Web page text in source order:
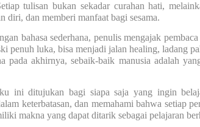
tulisan bukan sekadar curahan hati,
diri, dan memberi manfaat bagi sesama.
bahasa sederhana, penulis mengajak
penuh luka, bisa menjadi jalan healing, ladang
pada akhirnya, sebaik-baik manusia adalah
ini ditujukan bagi siapa saja yang ingin
keterbatasan, dan memahami bahwa setiap
makna yang dapat ditarik sebagai pelajaran